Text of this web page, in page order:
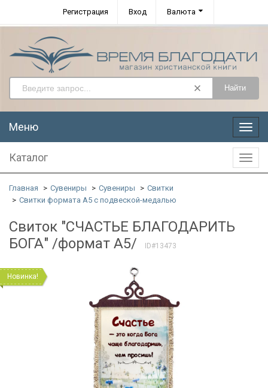
Регистрация Вход Валюта
Найти
Меню
Меню
Каталог
Главная Сувениры Сувениры
Свитки
Свитки формата А5 с подвеской-медалью
Свиток "СЧАСТЬЕ БЛАГОДАРИТЬ
БОГА" /формат А5/
ID#13473
Новинка!